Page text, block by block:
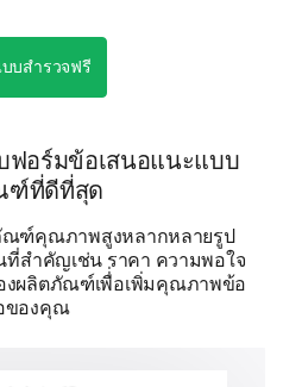
ภัณฑ์ของเราที่จุดราคา
เท่าเดิม
ลดลง
บสำรวจฟรี
อร์มข้อเสนอแนะแบบ
ฑ์ที่ดีที่สุด
ณฑ์คุณภาพสูงหลากหลายรูป
สำคัญเช่น ราคา ความพอใจ
ผลิตภัณฑ์เพื่่อเพิ่มคุณภาพข้อ
ของคุณ